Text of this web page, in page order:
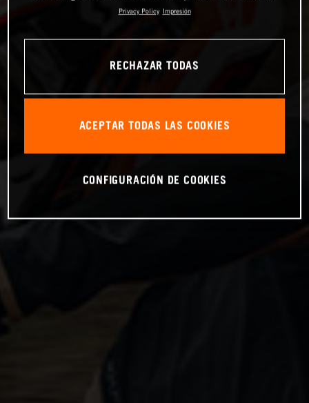
Privacy Policy Impresión
RECHAZAR TODAS
ACEPTAR TODAS LAS COOKIES
CONFIGURACIÓN DE COOKIES